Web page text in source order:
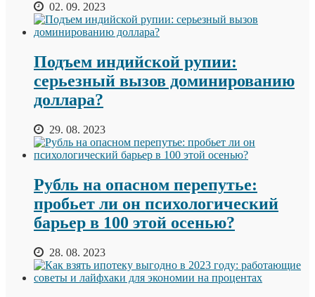
02. 09. 2023
Подъем индийской рупии:
серьезный вызов доминированию
доллара?
29. 08. 2023
Рубль на опасном перепутье:
пробьет ли он психологический
барьер в 100 этой осенью?
28. 08. 2023